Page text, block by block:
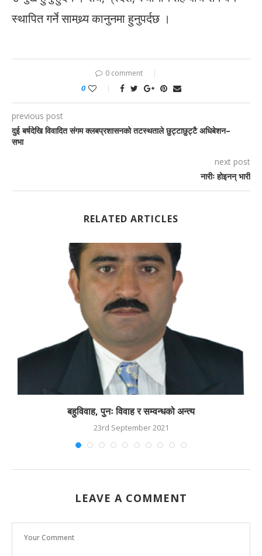
स्थापित गर्ने सामथ्र्य कानुनमा हुनुपर्दछ ।
0 comment
0
previous post
दुई बर्षदेखि विवादित संगम क्लबप्रशासनको तटस्थताले छुट्टाछुट्टै अधिबेशन–
सभा
next post
नारीः होइनन् भारी
RELATED ARTICLES
बहुविवाह, पुनः विवाह र सम्वन्धको अन्त्य
23rd September 2021
LEAVE A COMMENT